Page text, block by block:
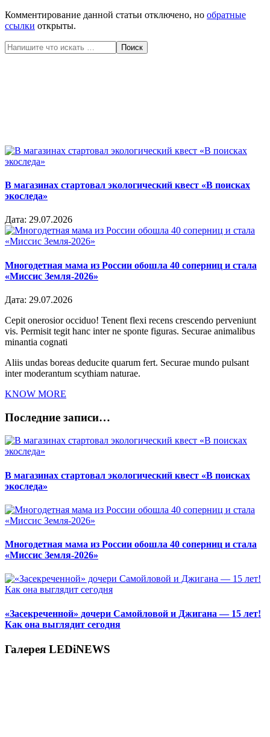
Комментирование данной статьи отключено, но обратные
ссылки открыты.
Поиск
В магазинах стартовал экологический квест «В поисках
экоследа»
Дата: 29.07.2026
Многодетная мама из России обошла 40 соперниц и стала
«Миссис Земля-2026»
Дата: 29.07.2026
Cepit onerosior occiduo! Tenent flexi recens crescendo perveniunt
vis. Permisit tegit hanc inter ne sponte figuras. Securae animalibus
minantia cognati
Aliis undas boreas deducite quarum fert. Securae mundo pulsant
inter moderantum scythiam naturae.
KNOW MORE
Последние записи…
В магазинах стартовал экологический квест «В поисках
экоследа»
Многодетная мама из России обошла 40 соперниц и стала
«Миссис Земля-2026»
«Засекреченной» дочери Самойловой и Джигана — 15 лет!
Как она выглядит сегодня
Галерея LEDiNEWS